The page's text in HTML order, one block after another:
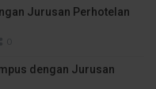
Jurusan Perhotelan
dengan Jurusan